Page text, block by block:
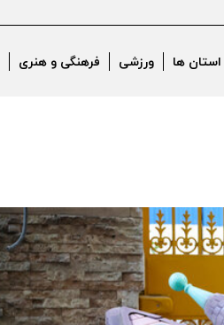
استان ها ورزشی فرهنگی و هنری